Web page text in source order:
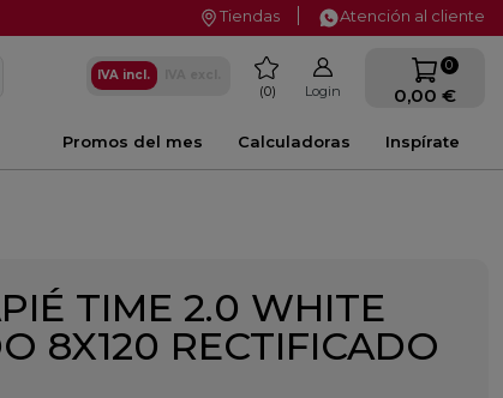
Tiendas Atención al cliente
IVA incl. favorite
0 Login
0
0,00 €
Inspírate
Calculadoras
Promos del mes
TIME 2.0 WHITE
8X120 RECTIFICADO